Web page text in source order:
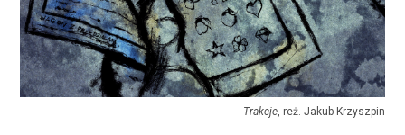
Trakcje, reż. Jakub Krzyszpin